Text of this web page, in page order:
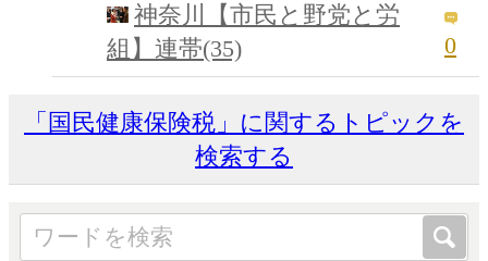
神奈川【市民と野党と労
組】連帯(35)
0
「国民健康保険税」に関するトピックを
検索する